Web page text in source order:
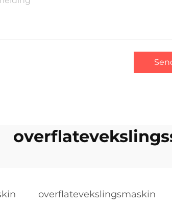
overflatevekslingsmaskin